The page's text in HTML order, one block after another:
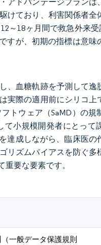
けており、利害関係者全
～18ヶ月間で救急外来受
すが、初期の指標は意味
、血糖軌跡を予測して逸
実際の適用前にシリコ上
トウェア（SaMD）の規
小規模開発者にとって
達成しながら、臨床医の
リズムバイアスを防ぐ多
要な要素です。
一般データ保護規則